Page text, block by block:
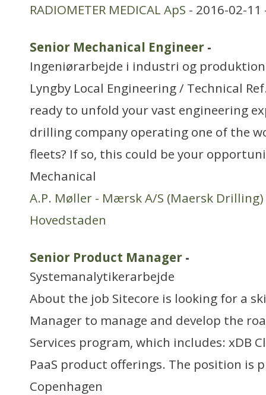
RADIOMETER MEDICAL ApS - 2016-02-
Senior Mechanical Engineer -
Ingeniørarbejde i industri og produktion
Lyngby Local Engineering / Technical
ready to unfold your vast engineering
drilling company operating one of the
fleets? If so, this could be your
Mechanical
A.P. Møller - Mærsk A/S (Maersk Drilling)
Hovedstaden
Senior Product Manager -
Systemanalytikerarbejde
About the job Sitecore is looking for a
Manager to manage and develop the
Services program, which includes: xDB
PaaS product offerings. The position is
Copenhagen